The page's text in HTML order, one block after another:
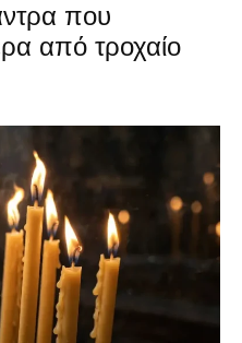
που
από τροχαίο